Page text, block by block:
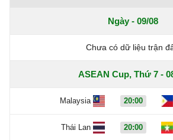
Ngày - 09/08
Chưa có dữ liệu trận
ASEAN Cup, Thứ 7 -
Malaysia 20:00
Thái Lan 20:00